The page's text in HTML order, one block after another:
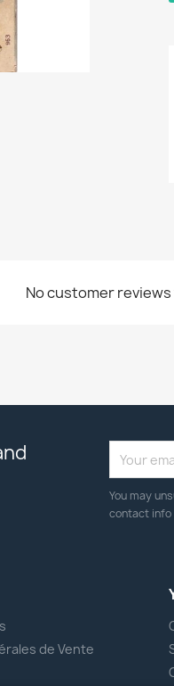
No customer
You may
contact info
de Vente